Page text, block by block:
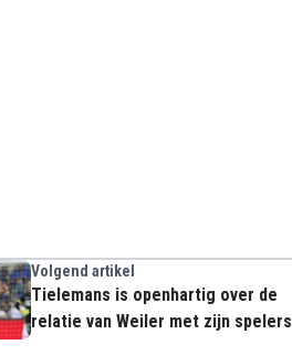
Volgend artikel
Tielemans is openhartig over de
relatie van Weiler met zijn spelers